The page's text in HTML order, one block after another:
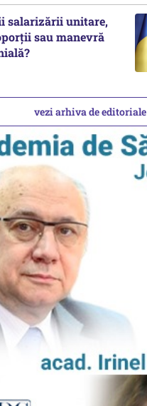
salarizării unitare,
sau manevră
vezi arhiva de editoriale